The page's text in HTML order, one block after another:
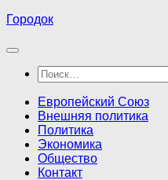
Перейти
содержимому
Городок
Найти:
Европейский Союз
Внешняя политика
Политика
Экономика
Общество
Контакт